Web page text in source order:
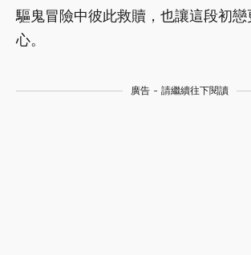
驅鬼冒險中彼此救贖，也讓這段初戀
心。
廣告 - 請繼續往下閱讀